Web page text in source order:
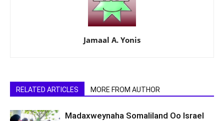
Jamaal A. Yonis
RELATED ARTICLES MORE FROM AUTHOR
Madaxweynaha Somaliland Oo Israel